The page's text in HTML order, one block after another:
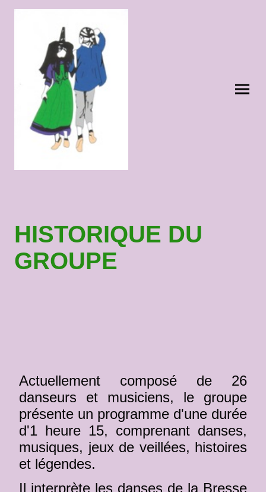
HISTORIQUE DU
GROUPE
Actuellement composé de 26
danseurs et musiciens, le groupe
présente un programme d'une durée
d'1 heure 15, comprenant danses,
musiques, jeux de veillées, histoires
et légendes.
Il interprète les danses de la Bresse